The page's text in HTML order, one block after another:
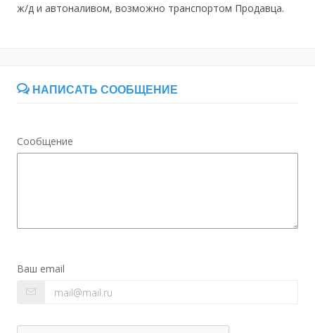
ж/д и автоналивом, возможно транспортом Продавца.
НАПИСАТЬ СООБЩЕНИЕ
Сообщение
Ваш email